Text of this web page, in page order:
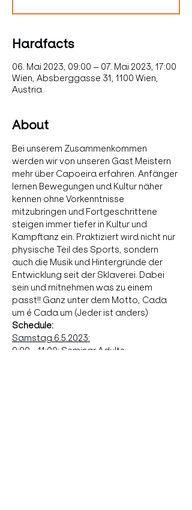
Hardfacts
06. Mai 2023, 09:00 – 07. Mai 2023, 17:00
Wien, Absberggasse 31, 1100 Wien,
Austria
About
Bei unserem Zusammenkommen
werden wir von unseren Gast Meistern
mehr über Capoeira erfahren. Anfänger
lernen Bewegungen und Kultur näher
kennen ohne Vorkenntnisse
mitzubringen und Fortgeschrittene
steigen immer tiefer in Kultur und
Kampftanz ein. Praktiziert wird nicht nur
physische Teil des Sports, sondern
auch die Musik und Hintergründe der
Entwicklung seit der Sklaverei. Dabei
sein und mitnehmen was zu einem
passt!! Ganz unter dem Motto, Cada
um é Cada um (Jeder ist anders)
Schedule:
Samstag 6.5.2023:
9:00 - 11:00: Seminar Adults